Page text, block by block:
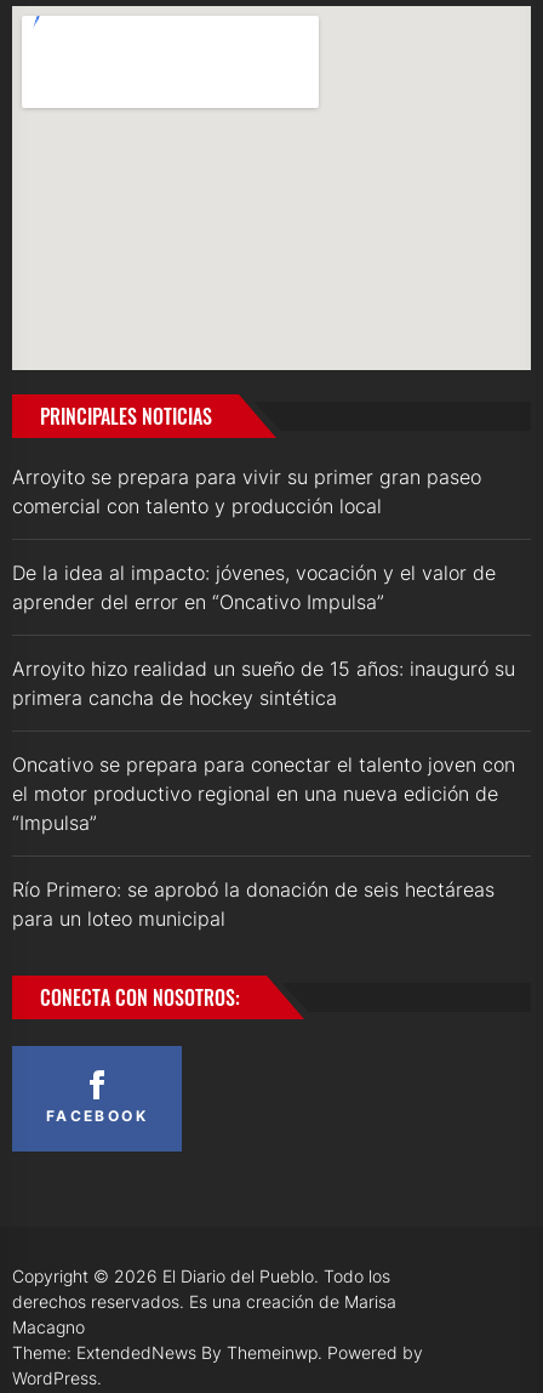
PRINCIPALES NOTICIAS
Arroyito se prepara para vivir su primer gran paseo
comercial con talento y producción local
De la idea al impacto: jóvenes, vocación y el valor de
aprender del error en “Oncativo Impulsa”
Arroyito hizo realidad un sueño de 15 años: inauguró su
primera cancha de hockey sintética
Oncativo se prepara para conectar el talento joven con
el motor productivo regional en una nueva edición de
“Impulsa”
Río Primero: se aprobó la donación de seis hectáreas
para un loteo municipal
CONECTA CON NOSOTROS:
FACEBOOK
Copyright © 2026 El Diario del Pueblo. Todo los
derechos reservados. Es una creación de Marisa
Macagno
Theme: ExtendedNews By Themeinwp. Powered by
WordPress.